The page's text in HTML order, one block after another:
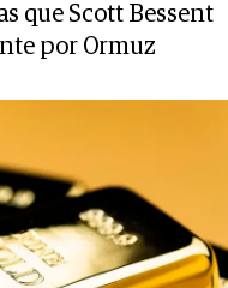
que Scott Bessent
por Ormuz